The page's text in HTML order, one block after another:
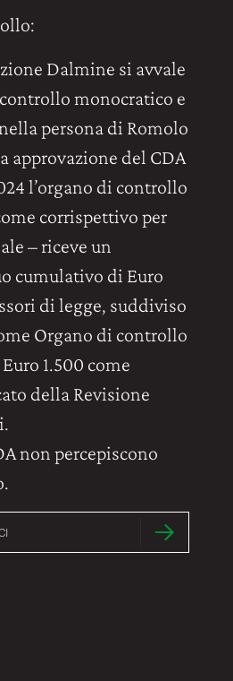
Dalmine si avvale
monocratico e
persona di Romolo
approvazione del CDA
l’organo di controllo
corrispettivo per
– riceve un
cumulativo di Euro
di legge, suddiviso
Organo di controllo
1.500 come
della Revisione
non percepiscono